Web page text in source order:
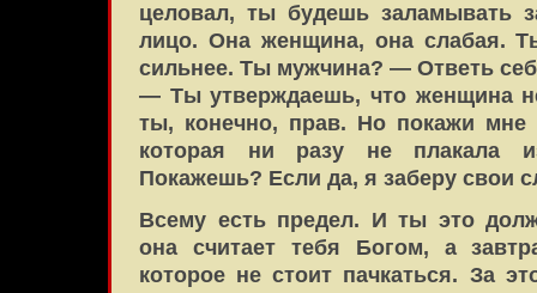
целовал, ты будешь заламывать
лицо. Она женщина, она слабая.
сильнее. Ты мужчина? — Ответь
— Ты утверждаешь, что женщина
ты, конечно, прав. Но покажи мне
которая ни разу не плакала
Покажешь? Если да, я заберу свои
Всему есть предел. И ты это
она считает тебя Богом, а
которое не стоит пачкаться. За